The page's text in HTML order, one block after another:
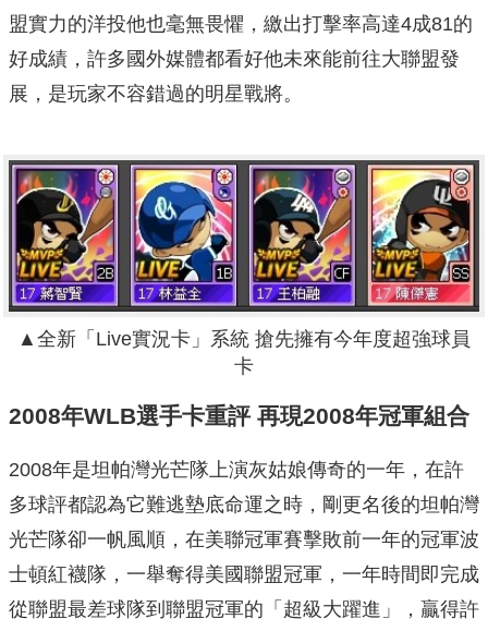
盟實力的洋投他也毫無畏懼，繳出打擊率高達4成81的
好成績，許多國外媒體都看好他未來能前往大聯盟發
展，是玩家不容錯過的明星戰將。
▲ 全新「Live實況卡」系統 搶先擁有今年度超強球員
卡
2008年WLB選手卡重評 再現2008年冠軍組合
2008年是坦帕灣光芒隊上演灰姑娘傳奇的一年，在許
多球評都認為它難逃墊底命運之時，剛更名後的坦帕灣
光芒隊卻一帆風順，在美聯冠軍賽擊敗前一年的冠軍波
士頓紅襪隊，一舉奪得美國聯盟冠軍，一年時間即完成
從聯盟最差球隊到聯盟冠軍的「超級大躍進」，贏得許